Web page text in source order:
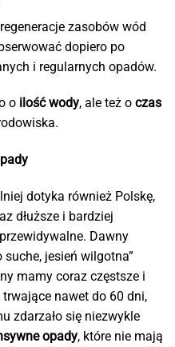
zasobów wód
dopiero po
i regularnych opadów.
o ilość wody, ale też o czas
dotyka również Polskę,
dłuższe i bardziej
Dawny
jesień wilgotna”
mamy coraz częstsze i
trwające nawet do 60 dni,
zdarzało się niezwykle
opady, które nie mają